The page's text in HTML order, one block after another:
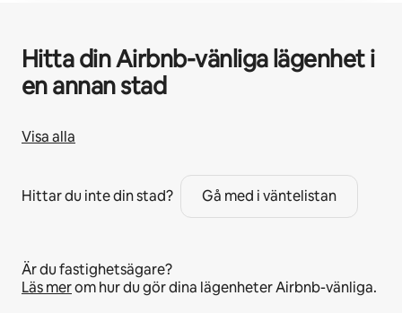
Hitta din Airbnb-vänliga lägenhet i
en annan stad
Visa alla
Hittar du inte din stad? Gå med i väntelistan
Är du fastighetsägare?
Läs merom hur du gör dina lägenheter Airbnb-vänliga.